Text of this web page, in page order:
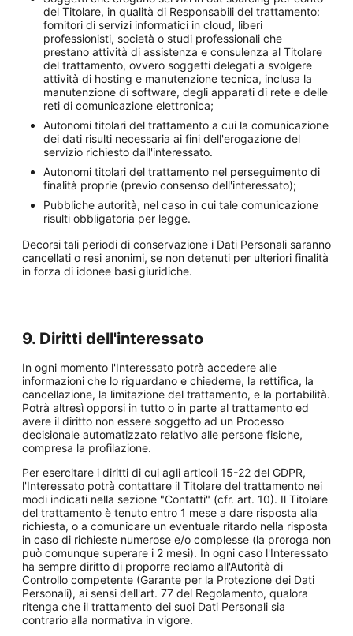
del Titolare, in qualità di Responsabili del trattamento:
fornitori di servizi informatici in cloud, liberi
professionisti, società o studi professionali che
prestano attività di assistenza e consulenza al Titolare
del trattamento, ovvero soggetti delegati a svolgere
attività di hosting e manutenzione tecnica, inclusa la
manutenzione di software, degli apparati di rete e delle
reti di comunicazione elettronica;
Autonomi titolari del trattamento a cui la comunicazione
dei dati risulti necessaria ai fini dell'erogazione del
servizio richiesto dall'interessato.
Autonomi titolari del trattamento nel perseguimento di
finalità proprie (previo consenso dell'interessato);
Pubbliche autorità, nel caso in cui tale comunicazione
risulti obbligatoria per legge.
Decorsi tali periodi di conservazione i Dati Personali saranno
cancellati o resi anonimi, se non detenuti per ulteriori finalità
in forza di idonee basi giuridiche.
9. Diritti dell'interessato
In ogni momento l'Interessato potrà accedere alle
informazioni che lo riguardano e chiederne, la rettifica, la
cancellazione, la limitazione del trattamento, e la portabilità.
Potrà altresì opporsi in tutto o in parte al trattamento ed
avere il diritto non essere soggetto ad un Processo
decisionale automatizzato relativo alle persone fisiche,
compresa la profilazione.
Per esercitare i diritti di cui agli articoli 15-22 del GDPR,
l'Interessato potrà contattare il Titolare del trattamento nei
modi indicati nella sezione "Contatti" (cfr. art. 10). Il Titolare
del trattamento è tenuto entro 1 mese a dare risposta alla
richiesta, o a comunicare un eventuale ritardo nella risposta
in caso di richieste numerose e/o complesse (la proroga non
può comunque superare i 2 mesi). In ogni caso l'Interessato
ha sempre diritto di proporre reclamo all'Autorità di
Controllo competente (Garante per la Protezione dei Dati
Personali), ai sensi dell'art. 77 del Regolamento, qualora
ritenga che il trattamento dei suoi Dati Personali sia
contrario alla normativa in vigore.